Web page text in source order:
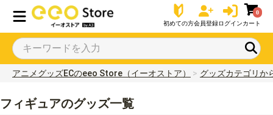
初めての方会員登録ログイン
0
カート
アニメグッズECのeeo Store（イーオストア） グッズカテゴリか
フィギュアのグッズ一覧